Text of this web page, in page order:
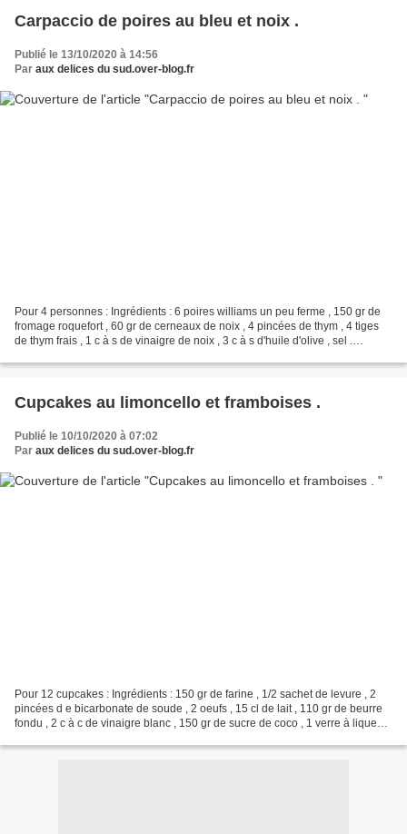
Carpaccio de poires au bleu et noix .
Publié le 13/10/2020 à 14:56
Par aux delices du sud.over-blog.fr
Pour 4 personnes : Ingrédients : 6 poires williams un peu ferme , 150 gr de
fromage roquefort , 60 gr de cerneaux de noix , 4 pincées de thym , 4 tiges
de thym frais , 1 c à s de vinaigre de noix , 3 c à s d'huile d'olive , sel .
Cupcakes au limoncello et framboises .
Publié le 10/10/2020 à 07:02
Par aux delices du sud.over-blog.fr
Pour 12 cupcakes : Ingrédients : 150 gr de farine , 1/2 sachet de levure , 2
pincées d e bicarbonate de soude , 2 oeufs , 15 cl de lait , 110 gr de beurre
fondu , 2 c à c de vinaigre blanc , 150 gr de sucre de coco , 1 verre à liqueur